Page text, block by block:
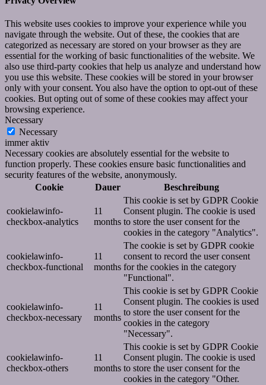
This website uses cookies to improve your experience while you
navigate through the website. Out of these, the cookies that are
categorized as necessary are stored on your browser as they are
essential for the working of basic functionalities of the website. We
also use third-party cookies that help us analyze and understand how
you use this website. These cookies will be stored in your browser
only with your consent. You also have the option to opt-out of these
cookies. But opting out of some of these cookies may affect your
browsing experience.
Necessary
Necessary
immer aktiv
Necessary cookies are absolutely essential for the website to
function properly. These cookies ensure basic functionalities and
security features of the website, anonymously.
Cookie
Dauer Beschreibung
cookielawinfo-
checkbox-analytics
11
months
This cookie is set by GDPR Cookie
Consent plugin. The cookie is used
to store the user consent for the
cookies in the category "Analytics".
cookielawinfo-
checkbox-functional
11
months
The cookie is set by GDPR cookie
consent to record the user consent
for the cookies in the category
"Functional".
cookielawinfo-
checkbox-necessary
11
months
This cookie is set by GDPR Cookie
Consent plugin. The cookies is used
to store the user consent for the
cookies in the category
"Necessary".
cookielawinfo-
checkbox-others
11
months
This cookie is set by GDPR Cookie
Consent plugin. The cookie is used
to store the user consent for the
cookies in the category "Other.